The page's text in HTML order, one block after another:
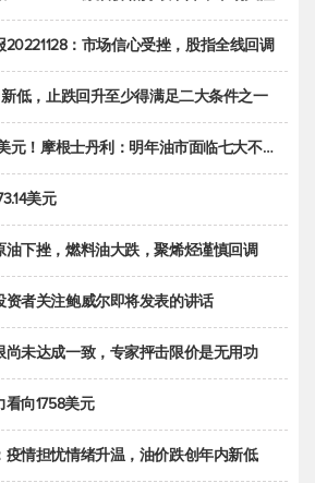
：市场信心受挫，股指全线回调
新低，止跌回升至少得满足二大条件之一
！摩根士丹利：明年油市面临七大不确定性
美元
油下挫，燃料油大跌，聚烯烃谨慎回调
资者关注鲍威尔即将发表的讲话
尚未达成一致，专家抨击限价是无用功
向1758美元
疫情担忧情绪升温，油价跌创年内新低